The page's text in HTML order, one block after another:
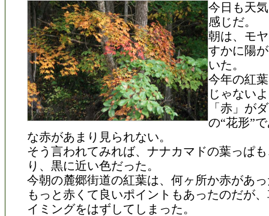
今日も天
感じだ。
朝は、モ
すかに陽
いた。
今年の紅
じゃない
「赤」が
の“花形”
な赤があまり見られない。
そう言われてみれば、ナナカマドの葉っぱ
り、黒に近い色だった。
今朝の麓郷街道の紅葉は、何ヶ所か赤があ
もっと赤くて良いポイントもあったのだが
イミングをはずしてしまった。